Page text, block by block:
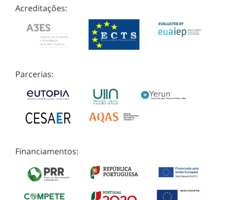
Acreditações:
Parcerias:
Financiamentos: